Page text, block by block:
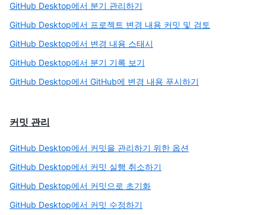
GitHub Desktop에서 분기 관리하기
GitHub Desktop에서 프로젝트 변경 내용 커밋 및 검토
GitHub Desktop에서 변경 내용 스태시
GitHub Desktop에서 분기 기록 보기
GitHub Desktop에서 GitHub에 변경 내용 푸시하기
커밋 관리
GitHub Desktop에서 커밋을 관리하기 위한 옵션
GitHub Desktop에서 커밋 실행 취소하기
GitHub Desktop에서 커밋으로 초기화
GitHub Desktop에서 커밋 수정하기